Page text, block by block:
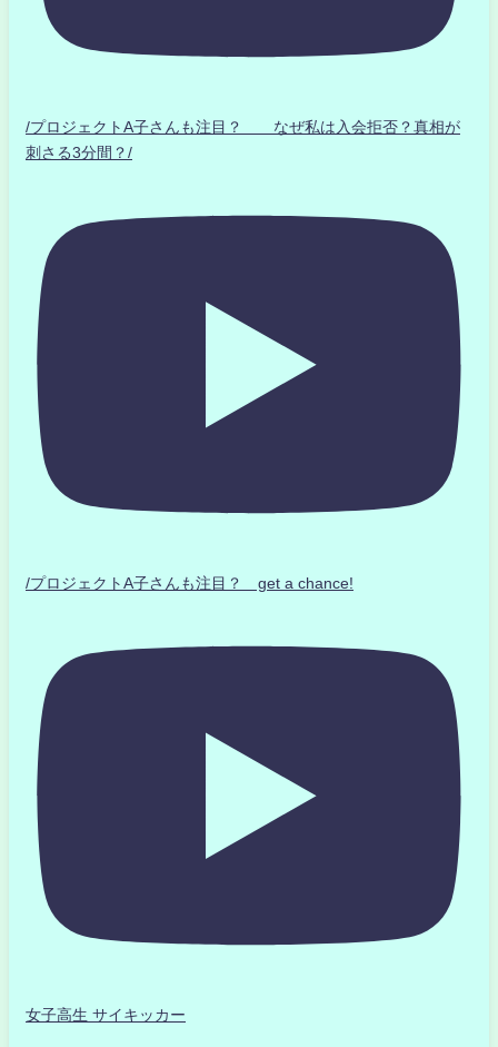
/プロジェクトA子さんも注目？ なぜ私は入会拒否？真相が
刺さる3分間？/
/プロジェクトA子さんも注目？ get a chance!
女子高生 サイキッカー